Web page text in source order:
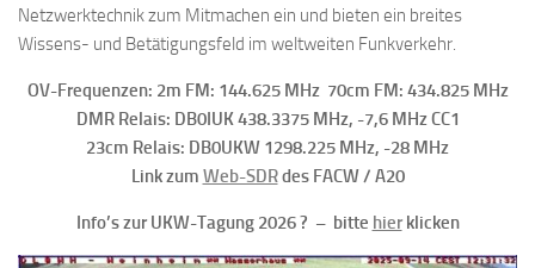
Netzwerktechnik zum Mitmachen ein und bieten ein breites
Wissens- und Betätigungsfeld im weltweiten Funkverkehr.
OV-Frequenzen: 2m FM: 144.625 MHz 70cm FM: 434.825 MHz
DMR Relais: DB0IUK 438.3375 MHz, -7,6 MHz CC1
23cm Relais: DB0UKW 1298.225 MHz, -28 MHz
Link zum Web-SDRdes FACW / A20
Info’s zur UKW-Tagung 2026 ? – bitte hierklicken